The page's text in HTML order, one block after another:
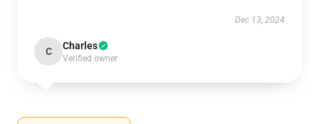
Dec 13, 2024
C Charles
Verified owner